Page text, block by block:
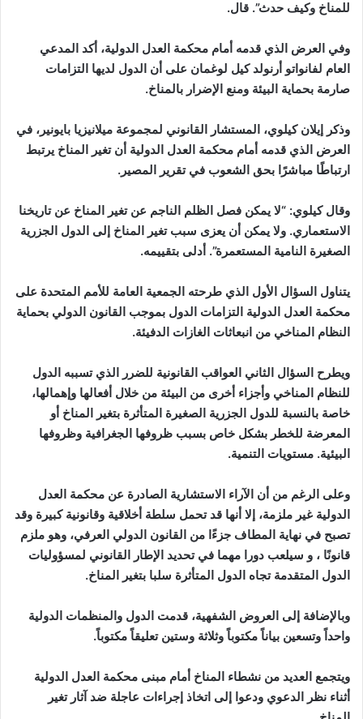
للمناخ وكيف حدث”. قال.
وفي العرض الذي قدمه أمام محكمة العدل الدولية، أكد المدعي
العام لفانواتو أرنولد كيل لوغمان على أن الدول لديها التزامات
صارمة بحماية البيئة ومنع الإضرار بالمناخ.
وذكر إيلان كيلوي، المستشار القانوني لمجموعة ميلانيزيا بايونير، في
العرض الذي قدمه أمام محكمة العدل الدولية أن تغير المناخ يرتبط
ارتباطًا مباشرًا بحق الشعوب في تقرير المصير.
وقال كيلوي: “لا يمكن فصل الظلم الناجم عن تغير المناخ عن تاريخنا
الاستعماري. ولا يمكن أن يعزى سبب تغير المناخ إلى الدول الجزرية
الصغيرة النامية المستعمرة”. أدلى بتقييمه.
يتناول السؤال الأول الذي طرحته الجمعية العامة للأمم المتحدة على
محكمة العدل الدولية التزامات الدول بموجب القانون الدولي بحماية
النظام المناخي من انبعاثات الغازات الدفيئة.
ويطرح السؤال الثاني العواقب القانونية للضرر الذي تسببه الدول
للنظام المناخي وأجزاء أخرى من البيئة من خلال أفعالها وإهمالها،
خاصة بالنسبة للدول الجزرية الصغيرة المتأثرة بتغير المناخ أو
المعرضة للخطر بشكل خاص بسبب ظروفها الجغرافية وظروفها
البيئية. مستويات التنمية.
وعلى الرغم من أن الآراء الاستشارية الصادرة عن محكمة العدل
الدولية غير ملزمة، إلا أنها قد تحمل سلطة أخلاقية وقانونية كبيرة وقد
تصبح في نهاية المطاف جزءًا من القانون الدولي العرفي، وهو ملزم
قانونًا ، و سيلعب دورا مهما في تحديد الإطار القانوني لمسؤوليات
الدول المتقدمة تجاه الدول المتأثرة سلبا بتغير المناخ.
وبالإضافة إلى العروض الشفهية، قدمت الدول والمنظمات الدولية
واحداً وتسعين بياناً مكتوباً وثلاثة وستين تعليقاً مكتوباً.
ويتجمع العديد من نشطاء المناخ أمام مبنى محكمة العدل الدولية
أثناء نظر الدعوي ودعوا إلى اتخاذ إجراءات عاجلة ضد آثار تغير